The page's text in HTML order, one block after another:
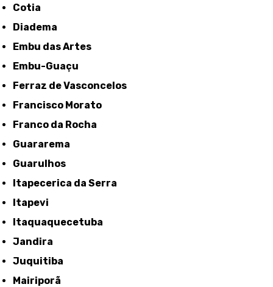
Cotia
Diadema
Embu das Artes
Embu-Guaçu
Ferraz de Vasconcelos
Francisco Morato
Franco da Rocha
Guararema
Guarulhos
Itapecerica da Serra
Itapevi
Itaquaquecetuba
Jandira
Juquitiba
Mairiporã